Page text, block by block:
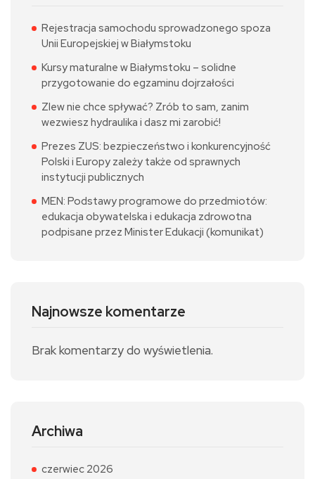
Rejestracja samochodu sprowadzonego spoza
Unii Europejskiej w Białymstoku
Kursy maturalne w Białymstoku – solidne
przygotowanie do egzaminu dojrzałości
Zlew nie chce spływać? Zrób to sam, zanim
wezwiesz hydraulika i dasz mi zarobić!
Prezes ZUS: bezpieczeństwo i konkurencyjność
Polski i Europy zależy także od sprawnych
instytucji publicznych
MEN: Podstawy programowe do przedmiotów:
edukacja obywatelska i edukacja zdrowotna
podpisane przez Minister Edukacji (komunikat)
Najnowsze komentarze
Brak komentarzy do wyświetlenia.
Archiwa
czerwiec 2026